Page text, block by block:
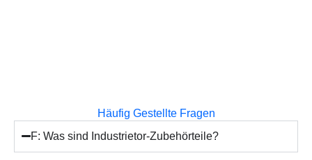
Häufig Gestellte Fragen
F: Was sind Industrietor-Zubehörteile?